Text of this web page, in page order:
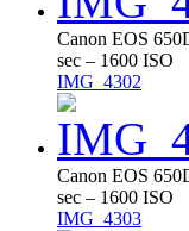
Canon EOS
sec – 1600 ISO
IMG_4302
Canon EOS
sec – 1600 ISO
IMG_4303